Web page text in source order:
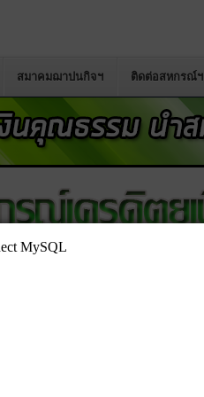
สมาคมฌาปนกิจฯ ติดต่อสหกรณ์ฯ